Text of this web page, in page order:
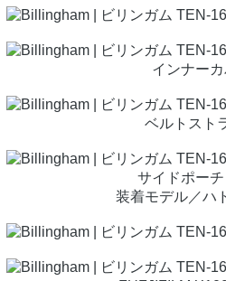
インナー
ベルトスト
サイドポー
装着モデル／ハ